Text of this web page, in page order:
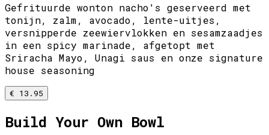
Gefrituurde wonton nacho's geserveerd met
tonijn, zalm, avocado, lente-uitjes,
versnipperde zeewiervlokken en sesamzaadjes
in een spicy marinade, afgetopt met
Sriracha Mayo, Unagi saus en onze signature
house seasoning
€ 13.95
Build Your Own Bowl